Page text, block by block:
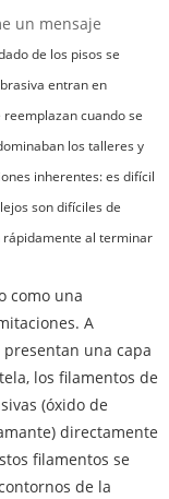
un mensaje
de los pisos se
entran en
cuando se
los talleres y
inherentes: es difícil
son difíciles de
rápidamente al terminar
como una
A
una capa
los filamentos de
(óxido de
directamente
filamentos se
de la